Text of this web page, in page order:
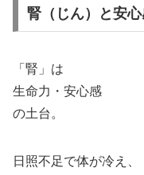
腎（じん）と安
「腎」は
生命力・安心感
の土台。
日照不足で体が冷え、